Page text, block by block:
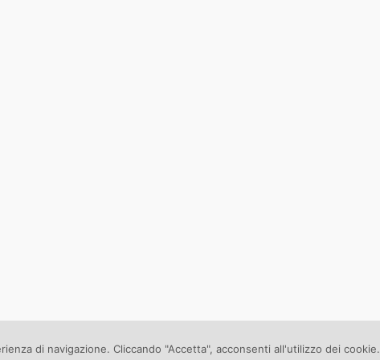
di navigazione. Cliccando "Accetta", acconsenti all'utilizzo dei cookie.